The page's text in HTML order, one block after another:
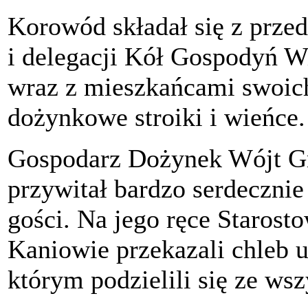
Korowód składał się z
i delegacji Kół Gospodyń
wraz z mieszkańcami
dożynkowe stroiki i wieńce.
Gospodarz Dożynek Wójt
przywitał bardzo
gości. Na jego ręce
Kaniowie przekazali chleb
którym podzielili się ze